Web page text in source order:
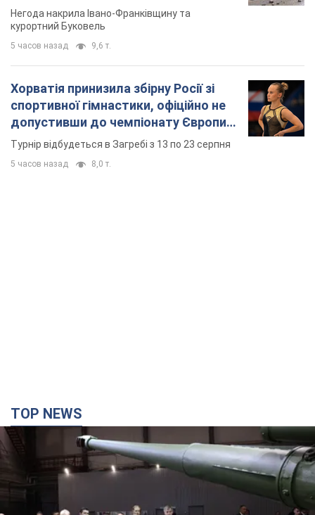
Відео
Негода накрила Івано-Франківщину та
курортний Буковель
5 часов назад 9,6 т.
Хорватія принизила збірну Росії зі
спортивної гімнастики, офіційно не
допустивши до чемпіонату Європи
основних спортсменів
Турнір відбудеться в Загребі з 13 по 23 серпня
5 часов назад 8,0 т.
TOP NEWS